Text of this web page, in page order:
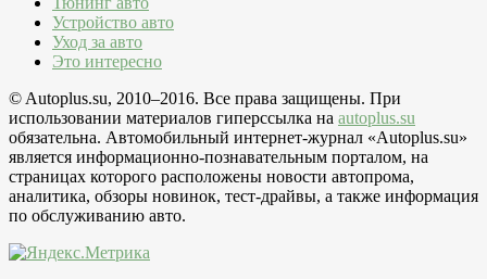
Устройство авто
Уход за авто
Это интересно
© Autoplus.su, 2010–2016. Все права защищены. При
использовании материалов гиперссылка на autoplus.su
обязательна. Автомобильный интернет-журнал «Autoplus.su»
является информационно-познавательным порталом, на
страницах которого расположены новости автопрома,
аналитика, обзоры новинок, тест-драйвы, а также информация
по обслуживанию авто.